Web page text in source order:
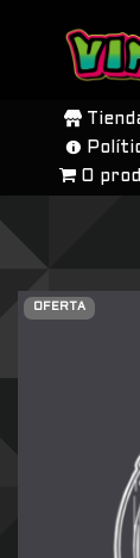
SALTAR
CONTENIDO
0
OFERTA